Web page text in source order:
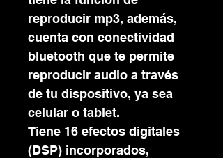
reproducir mp3, además,
cuenta con conectividad
bluetooth que te permite
reproducir audio a través
de tu dispositivo, ya sea
celular o tablet.
Tiene 16 efectos digitales
(DSP) incorporados,